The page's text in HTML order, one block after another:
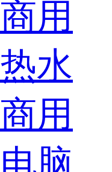
商用
水
商用
脑